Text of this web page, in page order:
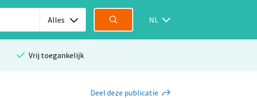
Alles NL
Vrij toegankelijk
Deel deze publicatie